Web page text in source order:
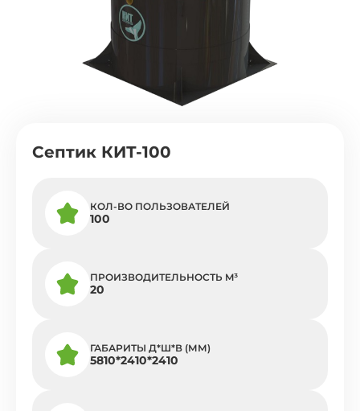
Септик КИТ-100
КОЛ-ВО ПОЛЬЗОВАТЕЛЕЙ
100
ПРОИЗВОДИТЕЛЬНОСТЬ M³
20
ГАБАРИТЫ Д*Ш*В (ММ)
5810*2410*2410